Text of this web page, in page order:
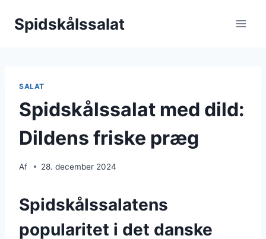
Spidskålssalat
SALAT
Spidskålssalat med dild:
Dildens friske præg
Af 28. december 2024
Spidskålssalatens
popularitet i det danske